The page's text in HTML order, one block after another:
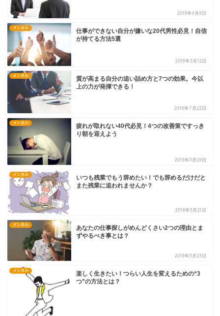
2018年6月8日
メンタル
仕事ができない自分が嫌いな20代男性必見！自信
が持てる方法5選
2018年3月12日
メンタル
質が高まる自分の追い詰め方と7つの効果。今以
上の力が発揮できる！
2018年7月22日
メンタル
疲れが取れない40代必見！4つの改善策ですっき
り朝を迎えよう
2018年3月29日
メンタル
いつも残業でもう辞めたい！でも辞めるだけだと
また残業に追われませんか？
2018年3月21日
メンタル
あなたの仕事探しがめんどくさい2つの理由とま
ずやるべき事とは？
2018年3月23日
メンタル
楽しく生きたい！つらい人生を変えるための“3
つ”の方法とは？